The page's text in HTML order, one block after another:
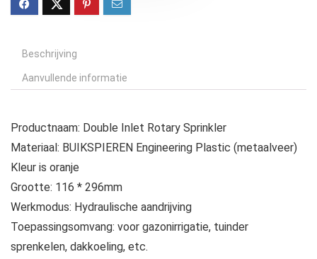
Beschrijving
Aanvullende informatie
Productnaam: Double Inlet Rotary Sprinkler
Materiaal: BUIKSPIEREN Engineering Plastic (metaalveer)
Kleur is oranje
Grootte: 116 * 296mm
Werkmodus: Hydraulische aandrijving
Toepassingsomvang: voor gazonirrigatie, tuinder
sprenkelen, dakkoeling, etc.